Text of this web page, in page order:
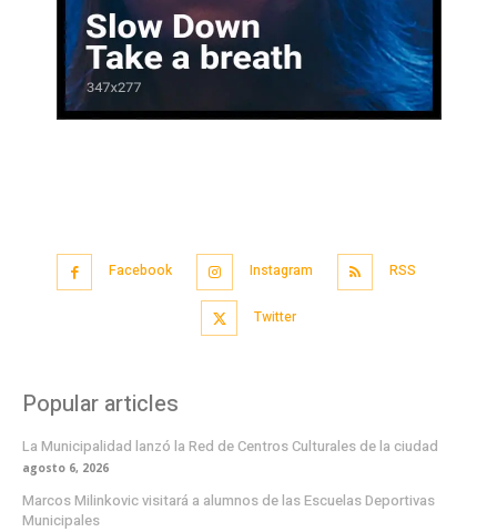
Facebook Instagram RSS
Twitter
Popular articles
La Municipalidad lanzó la Red de Centros Culturales de la ciudad
agosto 6, 2026
Marcos Milinkovic visitará a alumnos de las Escuelas Deportivas
Municipales